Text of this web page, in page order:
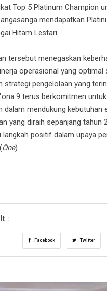
Top 5 Platinum Champion
mendapatkan
Hitam Lestari.
tersebut menegaskan
operasional yang optimal
strategi pengelolaan yang
9 terus berkomitmen
dalam mendukung kebutuhan
yang diraih sepanjang tahun
langkah positif dalam upaya
One)
:
Facebook Twitter